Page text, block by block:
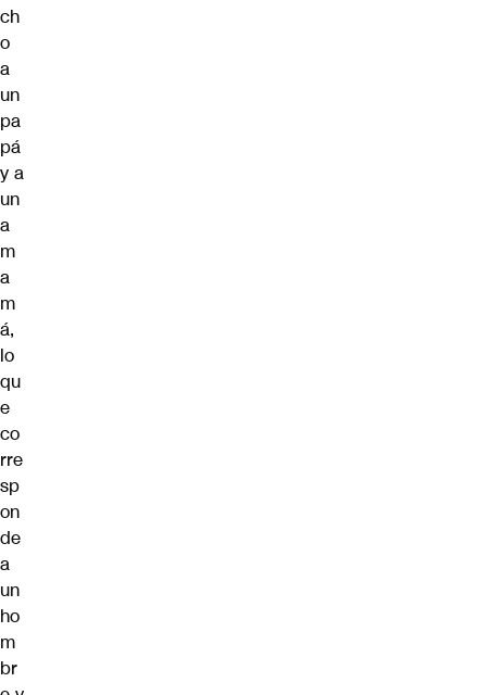
ch
o
a
un
pa
pá
y a
un
a
m
a
m
á,
lo
qu
e
co
rre
sp
on
de
a
un
ho
m
br